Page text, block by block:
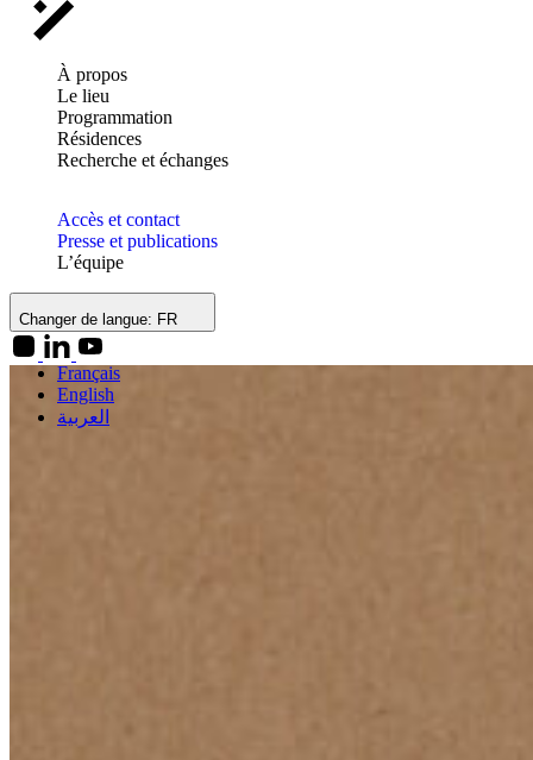
À propos
Le lieu
Programmation
Résidences
Recherche et échanges
Accès et contact
Presse et publications
L’équipe
Changer de langue: FR
Français
English
العربية